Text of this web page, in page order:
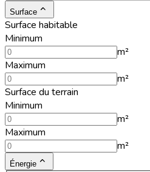
Surface
Surface habitable
Minimum
m²
Maximum
m²
Surface du terrain
Minimum
m²
Maximum
m²
Énergie